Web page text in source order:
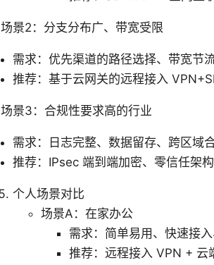
场景2：分支分布广、带宽受限
需求：优先渠道的路径选择、带宽节
推荐：基于云网关的远程接入
场景3：合规性要求高的行业
需求：日志完整、数据留存、跨区域合
推荐：IPsec 端到端加密、零信任架
个人场景对比
场景A：在家办公
需求：简单易用、快速接入
推荐：远程接入 VPN + 云